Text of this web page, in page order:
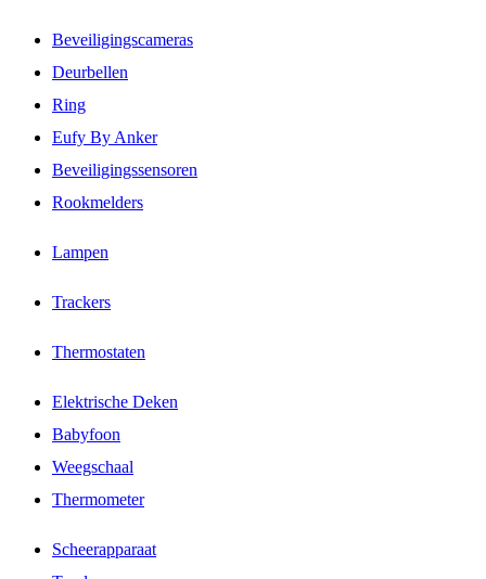
Beveiligingscameras
Deurbellen
Ring
Eufy By Anker
Beveiligingssensoren
Rookmelders
Lampen
Trackers
Thermostaten
Elektrische Deken
Babyfoon
Weegschaal
Thermometer
Scheerapparaat